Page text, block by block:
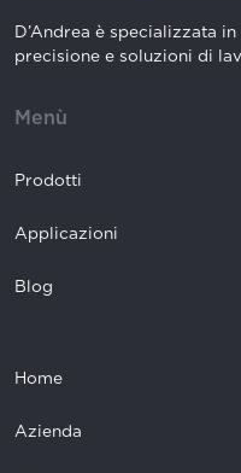
D’Andrea è specializzata
precisione e soluzioni di
Menù
Prodotti
Applicazioni
Blog
Home
Azienda